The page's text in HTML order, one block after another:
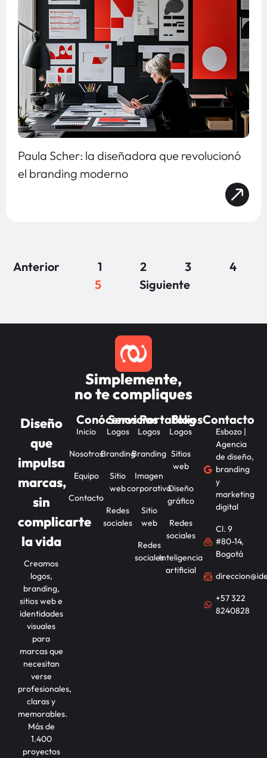
Paula Scher: la diseñadora que revolucionó
el branding moderno
Anterior 1 2 3
4
5
Siguiente
Simplemente,
no te compliques
Diseño
que
impulsa
marcas,
sin
complicarte
la vida
Creamos
logos,
branding,
sitios web e
identidades
visuales
para
marcas que
necesitan
verse
profesionales,
claras y
memorables.
Más de
1.400
proyectos
Conócenos
Inicio
Nosotros
Equipo
Contacto
Servicios
Logos
Branding
Sitio
web
Redes
sociales
Portafolios
Logos
Branding
Imagen
corporativa
Sitio
web
Redes
sociales
Blog
Logos
Sitios
web
Diseño
gráfico
Redes
sociales
Inteligencia
artificial
Contacto
Esbozo |
Agencia
de diseño,
branding
y
marketing
digital
Cl. 9
#80-14,
Bogotá
+57 322
8240828